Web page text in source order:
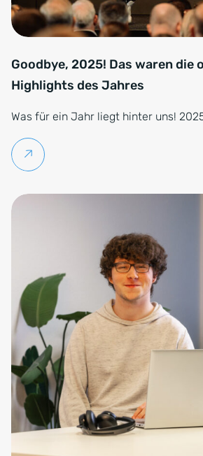
Goodbye, 2025! Das waren die
Highlights des Jahres
Was für ein Jahr liegt hinter uns!
Weiterlesen